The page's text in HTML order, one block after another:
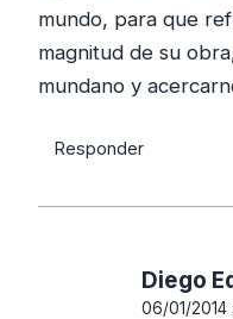
mundo, para que
magnitud de su
mundano y
Responder
Diego
06/01/2014